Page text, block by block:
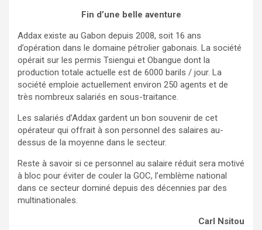
Fin d’une belle aventure
Addax existe au Gabon depuis 2008, soit 16 ans
d’opération dans le domaine pétrolier gabonais. La société
opérait sur les permis Tsiengui et Obangue dont la
production totale actuelle est de 6000 barils / jour. La
société emploie actuellement environ 250 agents et de
très nombreux salariés en sous-traitance.
Les salariés d’Addax gardent un bon souvenir de cet
opérateur qui offrait à son personnel des salaires au-
dessus de la moyenne dans le secteur.
Reste à savoir si ce personnel au salaire réduit sera motivé
à bloc pour éviter de couler la GOC, l’emblème national
dans ce secteur dominé depuis des décennies par des
multinationales.
Carl Nsitou